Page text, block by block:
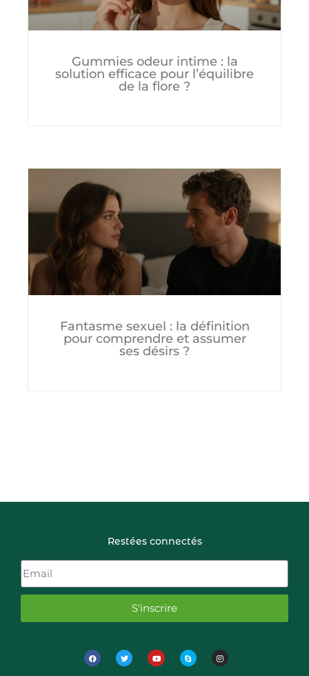
Gummies odeur intime : la
solution efficace pour l’équilibre
de la flore ?
Fantasme sexuel : la définition
pour comprendre et assumer
ses désirs ?
Restées connectés
S'inscrire